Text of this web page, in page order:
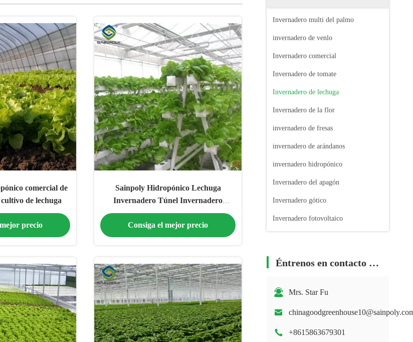
Invernadero multi del palmo
invernadero de venlo
Invernadero comercial
Invernadero de tomate
Invernadero de lechuga
Invernadero de la flor
invernadero de fresas
invernadero de arándanos
invernadero hidropónico
Invernadero del apagón
Invernadero gótico
Invernadero fotovoltaico
Éntrenos en contacto con
Mrs. Star Fu
+8615863679301
comercial de
de lechuga
precio
Sainpoly Hidropónico Lechuga
Invernadero Túnel Invernadero
Personalizado
Consiga el mejor precio